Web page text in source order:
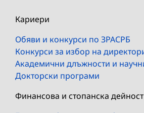
Кариери
Обяви и конкурси по ЗРАСРБ
Конкурси за избор на
Академични длъжности и
Докторски програми
Финансова и стопанска дейност